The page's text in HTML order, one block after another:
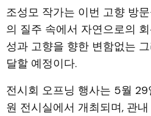
조성모 작가는 이번 고향 방
의 질주 속에서 자연으로의
성과 고향을 향한 변함없는
달할 예정이다.
전시회 오프닝 행사는 5월
원 전시실에서 개최되며, 관